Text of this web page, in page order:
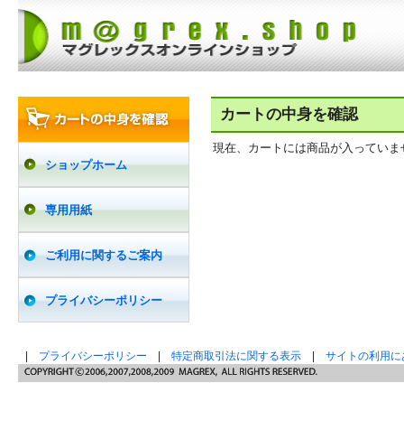
ショップホーム
専用用紙
ご利用に関するご案内
プライバシーポリシー
カートの中身を確認
現在、カートには商品が入っていま
プライバシーポリシー 特定商取引法に関する表示 サイトの利用に